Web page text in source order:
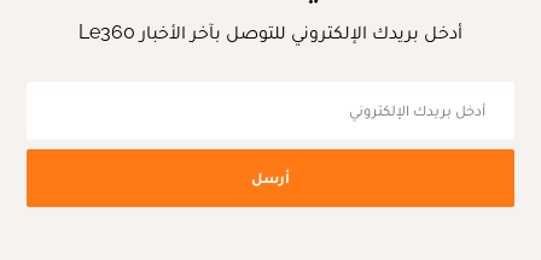
أدخل بريدك الإلكتروني للتوصل بآخر الأخبار Le360
أرسل